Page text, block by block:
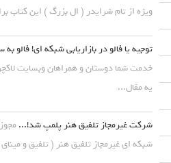
ویژه از تام شرایدر ( ال بزرگ ) این کتاب
توجیه یا فالو در بازاریابی شبکه ای!
خدمت شما دوستان و همراهان وبسایت
یه مقال...
شرکت غیرمجاز تلفیق هنر پلمپ شد!...
شبکه ای غیرمجاز تلفیق هنر ( تلفیق و